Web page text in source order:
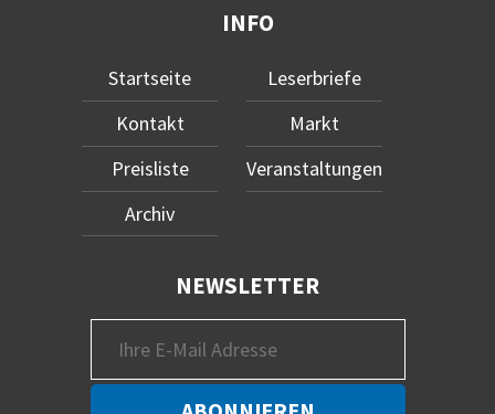
INFO
Startseite
Kontakt
Preisliste
Archiv
Leserbriefe
Markt
Veranstaltungen
NEWSLETTER